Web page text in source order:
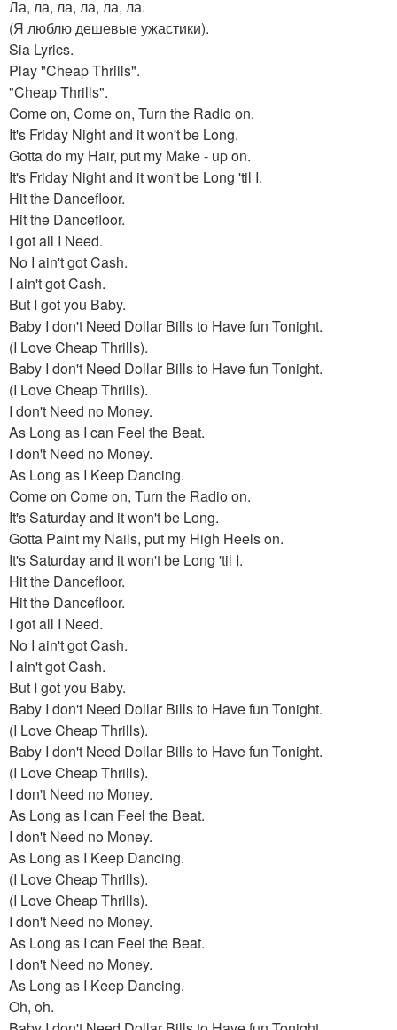
Ла, ла, ла, ла, ла, ла.
(Я люблю дешевые ужастики).
Sia Lyrics.
Play "Cheap Thrills".
"Cheap Thrills".
Come on, Come on, Turn the Radio on.
It's Friday Night and it won't be Long.
Gotta do my Hair, put my Make - up on.
It's Friday Night and it won't be Long 'til I.
Hit the Dancefloor.
Hit the Dancefloor.
I got all I Need.
No I ain't got Cash.
I ain't got Cash.
But I got you Baby.
Baby I don't Need Dollar Bills to Have fun Tonight.
(I Love Cheap Thrills).
Baby I don't Need Dollar Bills to Have fun Tonight.
(I Love Cheap Thrills).
I don't Need no Money.
As Long as I can Feel the Beat.
I don't Need no Money.
As Long as I Keep Dancing.
Come on Come on, Turn the Radio on.
It's Saturday and it won't be Long.
Gotta Paint my Nails, put my High Heels on.
It's Saturday and it won't be Long 'til I.
Hit the Dancefloor.
Hit the Dancefloor.
I got all I Need.
No I ain't got Cash.
I ain't got Cash.
But I got you Baby.
Baby I don't Need Dollar Bills to Have fun Tonight.
(I Love Cheap Thrills).
Baby I don't Need Dollar Bills to Have fun Tonight.
(I Love Cheap Thrills).
I don't Need no Money.
As Long as I can Feel the Beat.
I don't Need no Money.
As Long as I Keep Dancing.
(I Love Cheap Thrills).
(I Love Cheap Thrills).
I don't Need no Money.
As Long as I can Feel the Beat.
I don't Need no Money.
As Long as I Keep Dancing.
Oh, oh.